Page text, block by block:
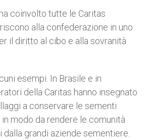
coinvolto tutte le Caritas
alla confederazione in uno
il diritto al cibo e alla sovranità
esempi. In Brasile e in
della Caritas hanno insegnato
a conservare le sementi
modo da rendere le comunità
dalla grandi aziende sementiere.